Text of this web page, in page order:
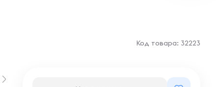
Код товара: 32223